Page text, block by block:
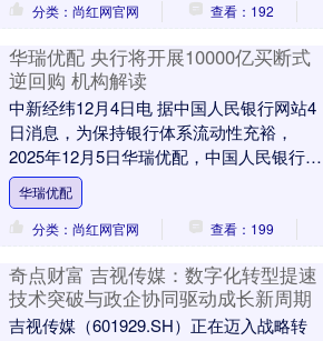
分类：尚红网官网
查看：192
华瑞优配 央行将开展10000亿买断式
逆回购 机构解读
中新经纬12月4日电 据中国人民银行网站4
日消息，为保持银行体系流动性充裕，
2025年12月5日华瑞优配，中国人民银行将
以固定数量、利率招标、多重价位中标方
式开....
华瑞优配
分类：尚红网官网
查看：199
奇点财富 吉视传媒：数字化转型提速
技术突破与政企协同驱动成长新周期
吉视传媒（601929.SH）正在迈入战略转